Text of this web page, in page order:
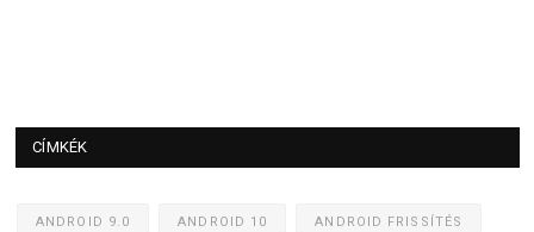
CÍMKÉK
ANDROID 9.0 ANDROID 10 ANDROID FRISSÍTÉS